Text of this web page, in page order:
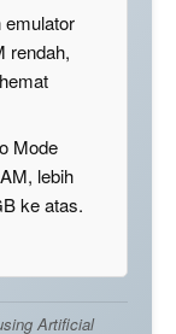
emulator
rendah,
Mode
lebih
ke atas.
Artificial